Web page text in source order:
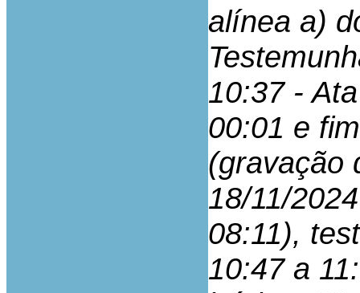
alínea a)
10:37 -
00:01 e
(gravação
18/11/
08:11),
10:47 a